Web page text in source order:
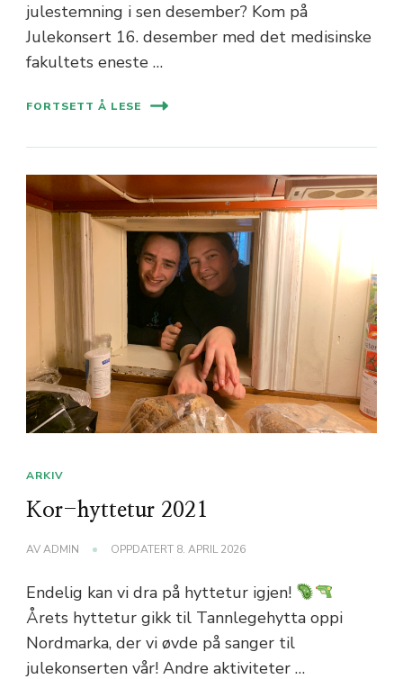
julestemning i sen desember? Kom på
Julekonsert 16. desember med det medisinske
fakultets eneste …
FORTSETT Å LESE
ARKIV
Kor-hyttetur 2021
AVADMIN OPPDATERT 8. APRIL 2026
Endelig kan vi dra på hyttetur igjen!
Årets hyttetur gikk til Tannlegehytta oppi
Nordmarka, der vi øvde på sanger til
julekonserten vår! Andre aktiviteter …